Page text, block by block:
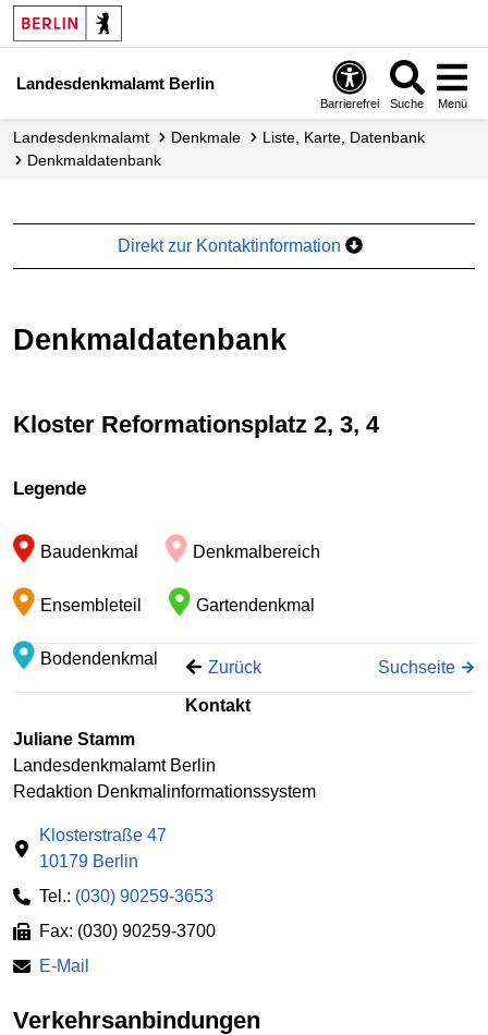
Landesdenkmalamt Berlin
Barrierefrei Suche Menü
Landesdenkmalamt Denkmale
Liste, Karte, Datenbank
Denkmal­datenbank
Direkt zur Kontaktinformation
Denkmaldatenbank
Kloster Reformationsplatz 2, 3, 4
+
Legende
Baudenkmal Denkmalbereich
Ensembleteil Gartendenkmal
Bodendenkmal Zurück Suchseite
Kontakt
Juliane Stamm
Landesdenkmalamt Berlin
Redaktion Denkmalinformationssystem
Klosterstraße 47
10179 Berlin
Tel.: (030) 90259-3653
Fax: (030) 90259-3700
E-Mail
Verkehrsanbindungen